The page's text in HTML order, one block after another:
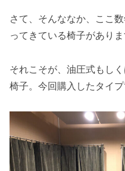
さて、そんななか、ここ
ってきている椅子がありま
それこそが、油圧式もし
椅子。今回購入したタイプ